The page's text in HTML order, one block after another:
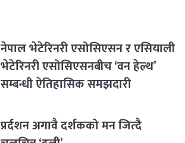
नेपाल भेटेरिनरी एसोसिएसन र एसियाली
भेटेरिनरी एसोसिएसनबीच ‘वन हेल्थ’
सम्बन्धी ऐतिहासिक समझदारी
प्रर्दशन अगावै दर्शकको मन जित्दै